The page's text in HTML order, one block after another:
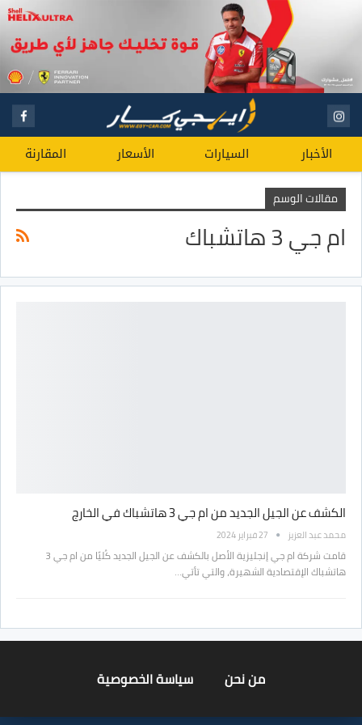
الأخبار السيارات الأسعار المقارنة
مقالات الوسم
ام جي 3 هاتشباك
الكشف عن الجيل الجديد من ام جي 3 هاتشباك في الخارج
محمد عبد العزيز 27 فبراير 2024
قامت شركة ام جي إنجليزية الأصل بالكشف عن الجيل الجديد كُليًا من ام جي 3
هاتشباك الإقتصادية الشهيرة، والتي تأتي…
من نحن سياسة الخصوصية